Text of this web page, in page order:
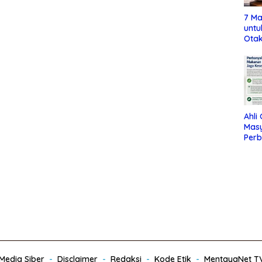
7
Ahli
Siber Disclaimer Redaksi Kode Etik MentayaNet